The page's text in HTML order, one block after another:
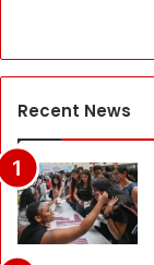
Recent News